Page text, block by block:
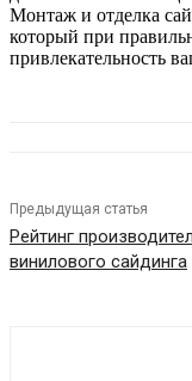
Монтаж и отделка
который при
привлекательность
Предыдущая статья
Рейтинг
винилового сайдинга